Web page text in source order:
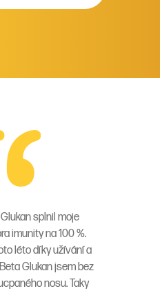
splnil moje
imunity na 100 %.
léto díky užívání a
Glukan jsem bez
nosu. Taky